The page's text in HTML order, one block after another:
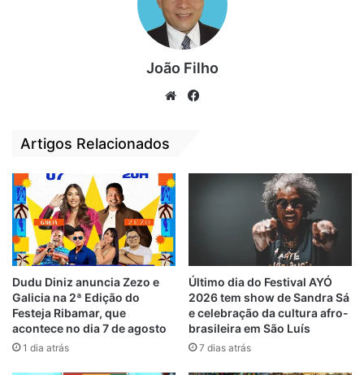
noite linda”, disse o prefeito Eduardo
Braide, acompanhado da primeira-dama,
Também estiveram presentes os secretários
(Semurh), Joel Nunes (Semus), Henrique
Almeida (adjunto Secult) e os vereadores
Silvana Noely (PTB) e Thyago Freitas (PL).
Com o objetivo de valorizar e disseminar a
cultura popular maranhense, o último dia do
“São João no Bairro” ocupou a Praça Nossa
Senhora de Nazaré, no Cohatrac, com show
do cantor Roberto Ricci. O artista, que tem
João Filho
We
Artigos Relacionados
Dudu Diniz anuncia Zezo e
Galicia na 2ª Edição do
Festeja Ribamar, que
acontece no dia 7 de agosto
1 dia atrás
Último dia do Festival AYÓ
2026 tem show de Sandra Sá
e celebração da cultura afro-
brasileira em São Luís
7 dias atrás